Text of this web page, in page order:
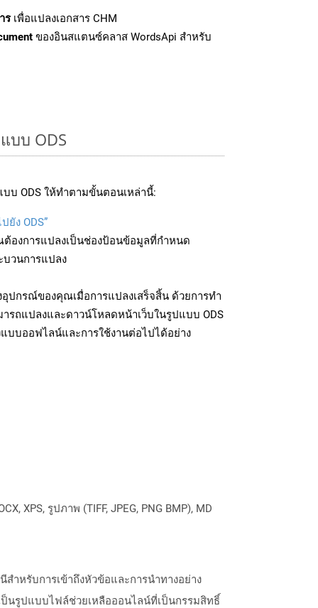
รเพื่อแปลงเอกสาร CHM
ของอินสแตนซ์คลาส WordsApi สำหรับ
บบ ODS
บ ODS ให้ทำตามขั้นตอนเหล่านี้:
ยัง ODS”
องการแปลงเป็นช่องป้อนข้อมูลที่กำหนด
บวนการแปลง
อุปกรณ์ของคุณเมื่อการแปลงเสร็จสิ้น ด้วยการทำ
ถแปลงและดาวน์โหลดหน้าเว็บในรูปแบบ ODS
บบออฟไลน์และการใช้งานต่อไปได้อย่าง
รูปภาพ (TIFF, JPEG, PNG BMP), MD
ำหรับการเข้าถึงหัวข้อและการนำทางอย่าง
ป็นรูปแบบไฟล์ช่วยเหลือออนไลน์ที่เป็นกรรมสิทธิ์